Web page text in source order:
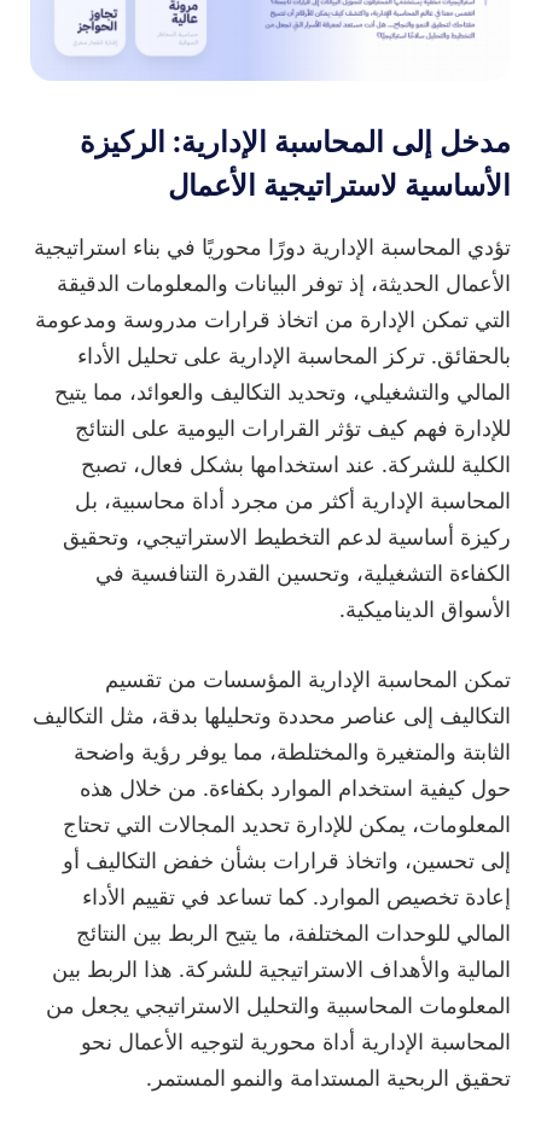
مدخل إلى المحاسبة الإدارية: الركيزة
الأساسية لاستراتيجية الأعمال
تؤدي المحاسبة الإدارية دورًا محوريًا في بناء استراتيجية
الأعمال الحديثة، إذ توفر البيانات والمعلومات الدقيقة
التي تمكن الإدارة من اتخاذ قرارات مدروسة ومدعومة
بالحقائق. تركز المحاسبة الإدارية على تحليل الأداء
المالي والتشغيلي، وتحديد التكاليف والعوائد، مما يتيح
للإدارة فهم كيف تؤثر القرارات اليومية على النتائج
الكلية للشركة. عند استخدامها بشكل فعال، تصبح
المحاسبة الإدارية أكثر من مجرد أداة محاسبية، بل
ركيزة أساسية لدعم التخطيط الاستراتيجي، وتحقيق
الكفاءة التشغيلية، وتحسين القدرة التنافسية في
الأسواق الديناميكية.
تمكن المحاسبة الإدارية المؤسسات من تقسيم
التكاليف إلى عناصر محددة وتحليلها بدقة، مثل التكاليف
الثابتة والمتغيرة والمختلطة، مما يوفر رؤية واضحة
حول كيفية استخدام الموارد بكفاءة. من خلال هذه
المعلومات، يمكن للإدارة تحديد المجالات التي تحتاج
إلى تحسين، واتخاذ قرارات بشأن خفض التكاليف أو
إعادة تخصيص الموارد. كما تساعد في تقييم الأداء
المالي للوحدات المختلفة، ما يتيح الربط بين النتائج
المالية والأهداف الاستراتيجية للشركة. هذا الربط بين
المعلومات المحاسبية والتحليل الاستراتيجي يجعل من
المحاسبة الإدارية أداة محورية لتوجيه الأعمال نحو
تحقيق الربحية المستدامة والنمو المستمر.